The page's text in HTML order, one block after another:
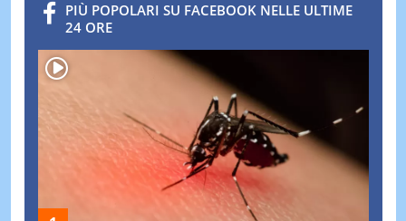
PIÙ POPOLARI SU FACEBOOK NELLE ULTIME
24 ORE